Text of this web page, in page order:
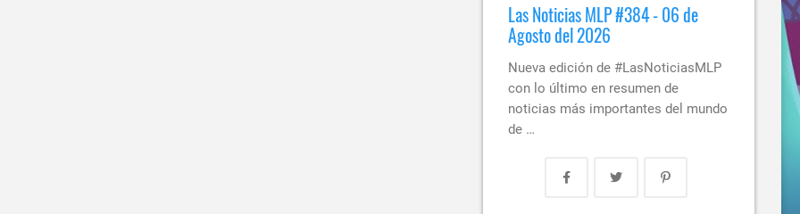
Las Noticias MLP #384 - 06 de
Agosto del 2026
Nueva edición de #LasNoticiasMLP
con lo último en resumen de
noticias más importantes del mundo
de …